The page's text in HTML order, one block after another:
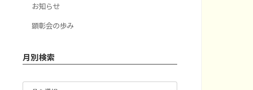
お知らせ
顕彰会の歩み
月別検索
ア